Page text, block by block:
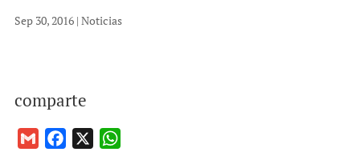
Sep 30, 2016| Noticias
comparte